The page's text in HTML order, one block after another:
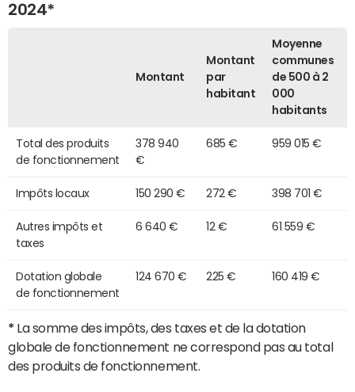
2024*
Montant
Montant
par
habitant
Moyenne
communes
de 500 à 2
000
habitants
Total des produits
de fonctionnement
378 940
€
685 € 959 015 €
Impôts locaux 150 290 € 272 € 398 701 €
Autres impôts et
taxes
6 640 € 12 € 61 559 €
Dotation globale
de fonctionnement
124 670 € 225 € 160 419 €
* La somme des impôts, des taxes et de la dotation
globale de fonctionnement ne correspond pas au total
des produits de fonctionnement.